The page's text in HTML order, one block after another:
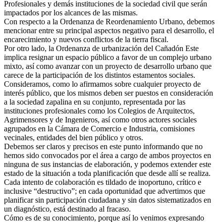
Profesionales y demás instituciones de la sociedad civil que serán
impactados por los alcances de las mismas.
Con respecto a la Ordenanza de Reordenamiento Urbano, debemos
mencionar entre su principal aspectos negativo para el desarrollo, el
encarecimiento y nuevos conflictos de la tierra fiscal.
Por otro lado, la Ordenanza de urbanización del Cañadón Este
implica resignar un espacio público a favor de un complejo urbano
mixto, así como avanzar con un proyecto de desarrollo urbano que
carece de la participación de los distintos estamentos sociales.
Consideramos, como lo afirmamos sobre cualquier proyecto de
interés público, que los mismos deben ser puestos en consideración
a la sociedad zapalina en su conjunto, representada por las
instituciones profesionales como los Colegios de Arquitectos,
Agrimensores y de Ingenieros, así como otros actores sociales
agrupados en la Cámara de Comercio e Industria, comisiones
vecinales, entidades del bien público y otros.
Debemos ser claros y precisos en este punto informando que no
hemos sido convocados por el área a cargo de ambos proyectos en
ninguna de sus instancias de elaboración, y podemos extender este
estado de la situación a toda planificación que desde allí se realiza.
Cada intento de colaboración es tildado de inoportuno, crítico e
inclusive “destructivo”; en cada oportunidad que advertimos que
planificar sin participación ciudadana y sin datos sistematizados en
un diagnóstico, está destinado al fracaso.
Cómo es de su conocimiento, porque así lo venimos expresando